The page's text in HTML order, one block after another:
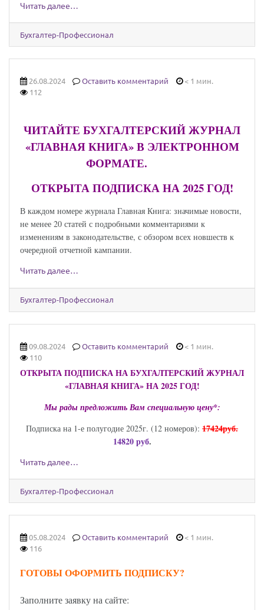
Читать далее…
Бухгалтер-Профессионал
26.08.2024 Оставить комментарий
< 1 мин.
112
ЧИТАЙТЕ БУХГАЛТЕРСКИЙ ЖУРНАЛ
«ГЛАВНАЯ КНИГА» В ЭЛЕКТРОННОМ
ФОРМАТЕ.
ОТКРЫТА ПОДПИСКА НА 2025 ГОД!
В каждом номере журнала Главная Книга: значимые новости,
не менее 20 статей с подробными комментариями к
изменениям в законодательстве, с обзором всех новшеств к
очередной отчетной кампании.
Читать далее…
Бухгалтер-Профессионал
09.08.2024 Оставить комментарий
< 1 мин.
110
ОТКРЫТА ПОДПИСКА НА БУХГАЛТЕРСКИЙ ЖУРНАЛ
«ГЛАВНАЯ КНИГА» НА 2025 ГОД!
Мы рады предложить Вам специальную цену*:
Подписка на 1-е полугодие 2025г. (12 номеров): 17424руб.
14820 руб.
Читать далее…
Бухгалтер-Профессионал
05.08.2024 Оставить комментарий
< 1 мин.
116
ГОТОВЫ ОФОРМИТЬ ПОДПИСКУ?
Заполните заявку на сайте: